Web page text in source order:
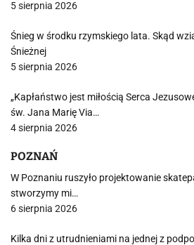
5 sierpnia 2026
Śnieg w środku rzymskiego lata. Skąd
Śnieżnej
5 sierpnia 2026
„Kapłaństwo jest miłością Serca
św. Jana Marię Via…
4 sierpnia 2026
POZNAŃ
W Poznaniu ruszyło projektowanie
stworzymy mi…
6 sierpnia 2026
Kilka dni z utrudnieniami na jednej z